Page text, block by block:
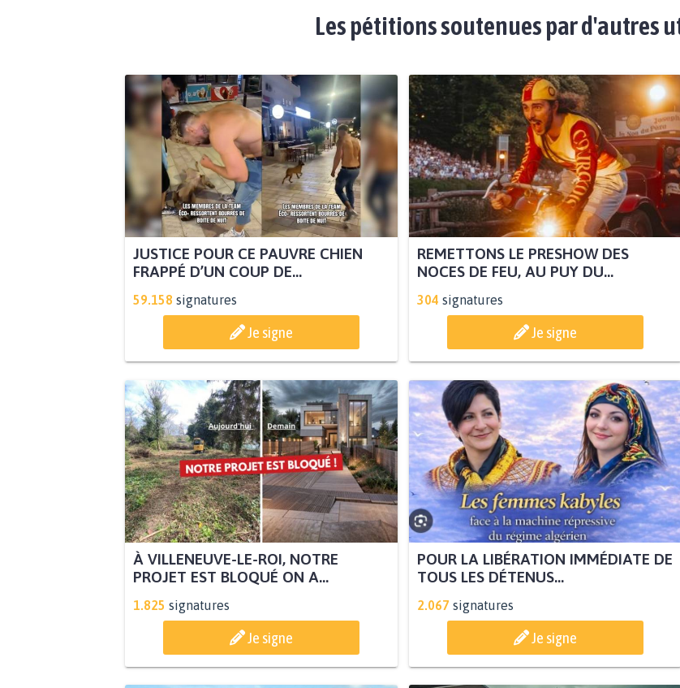
Les pétitions soutenues par d'autres
JUSTICE POUR CE PAUVRE CHIEN
FRAPPÉ D’UN COUP DE...
59.158 signatures
Je signe
REMETTONS LE PRESHOW DES
NOCES DE FEU, AU PUY DU...
304 signatures
Je signe
À VILLENEUVE-LE-ROI, NOTRE
PROJET EST BLOQUÉ ON A...
1.825 signatures
Je signe
POUR LA LIBÉRATION IMMÉDIATE DE
TOUS LES DÉTENUS...
2.067 signatures
Je signe